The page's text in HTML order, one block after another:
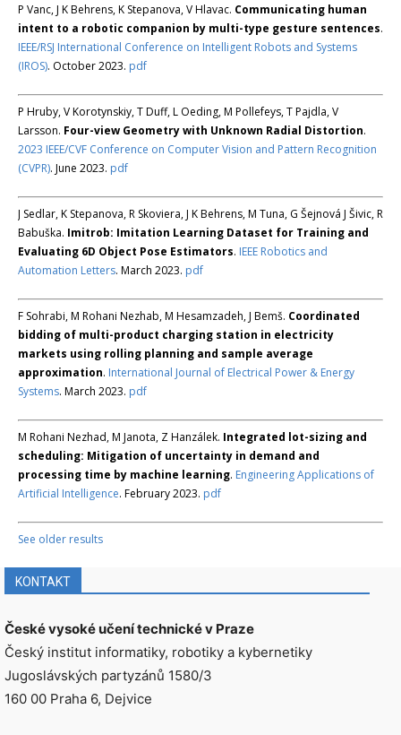
P Vanc, J K Behrens, K Stepanova, V Hlavac. Communicating human
intent to a robotic companion by multi-type gesture sentences.
IEEE/RSJ International Conference on Intelligent Robots and Systems
(IROS). October 2023. pdf
P Hruby, V Korotynskiy, T Duff, L Oeding, M Pollefeys, T Pajdla, V
Larsson. Four-view Geometry with Unknown Radial Distortion.
2023 IEEE/CVF Conference on Computer Vision and Pattern Recognition
(CVPR). June 2023. pdf
J Sedlar, K Stepanova, R Skoviera, J K Behrens, M Tuna, G Šejnová J Šivic, R
Babuška. Imitrob: Imitation Learning Dataset for Training and
Evaluating 6D Object Pose Estimators. IEEE Robotics and
Automation Letters. March 2023. pdf
F Sohrabi, M Rohani Nezhab, M Hesamzadeh, J Bemš. Coordinated
bidding of multi-product charging station in electricity
markets using rolling planning and sample average
approximation. International Journal of Electrical Power & Energy
Systems. March 2023. pdf
M Rohani Nezhad, M Janota, Z Hanzálek. Integrated lot-sizing and
scheduling: Mitigation of uncertainty in demand and
processing time by machine learning. Engineering Applications of
Artificial Intelligence. February 2023. pdf
See older results
KONTAKT
České vysoké učení technické v Praze
Český institut informatiky, robotiky a kybernetiky
Jugoslávských partyzánů 1580/3
160 00 Praha 6, Dejvice